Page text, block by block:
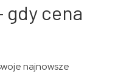
gdy cena
najnowsze